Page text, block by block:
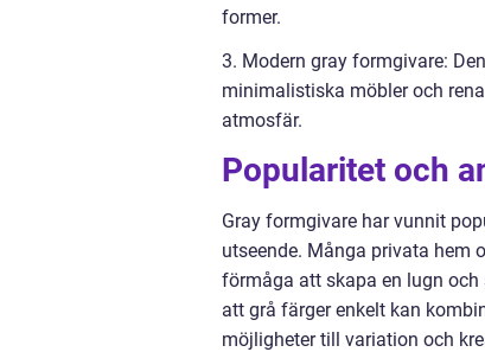
former.
3. Modern gray formgivare:
minimalistiska möbler och
atmosfär.
Popularitet och
Gray formgivare har vunnit
utseende. Många privata hem
förmåga att skapa en lugn
att grå färger enkelt kan
möjligheter till variation och